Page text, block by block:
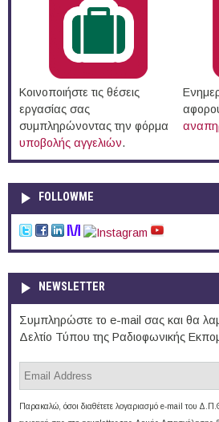
Κοινοποιήστε τις θέσεις
εργασίας σας
συμπληρώνοντας την φόρμα
υποβολής αγγελιών.
FOLLOWME
NEWSLETTER
Συμπληρώστε το e-mail σας και θα
Δελτίο Τύπου της Ραδιοφωνικής
Παρακαλώ, όσοι διαθέτετε λογαριασμό e-mail του